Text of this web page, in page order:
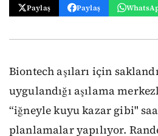
Paylaş Paylaş
Biontech aşıları için
uygulandığı aşılama
“iğneyle kuyu kazar gibi"
planlamalar yapılıyor.